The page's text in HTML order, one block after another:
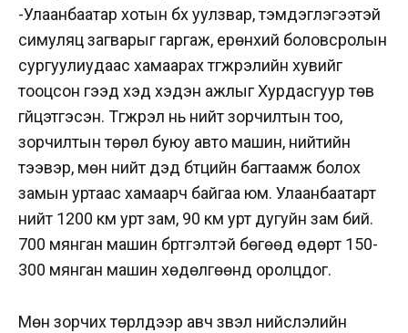
-Улаанбаатар хотын бүх уулзвар, тэмдэглэгээтэй
симуляц загварыг гаргаж, ерөнхий боловсролын
сургуулиудаас хамаарах түгжрэлийн хувийг
тооцсон гээд хэд хэдэн ажлыг Хурдасгуур төв
гүйцэтгэсэн. Түгжрэл нь нийт зорчилтын тоо,
зорчилтын төрөл буюу авто машин, нийтийн
тээвэр, мөн нийт дэд бүтцийн багтаамж болох
замын уртаас хамаарч байгаа юм. Улаанбаатарт
нийт 1200 км урт зам, 90 км урт дугуйн зам бий.
700 мянган машин бүртгэлтэй бөгөөд өдөрт 150-
300 мянган машин хөдөлгөөнд оролцдог.
Мөн зорчих төрлүүдээр авч үзвэл нийслэлийн